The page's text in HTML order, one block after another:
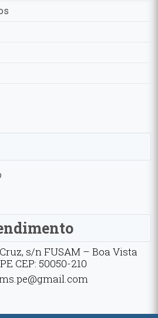
s/n FUSAM – Boa Vista
CEP: 50050-210